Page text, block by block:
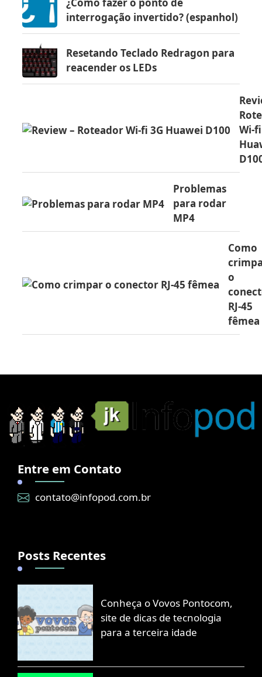
interrogação invertido? (espanhol)
Resetando Teclado Redragon para
reacender os LEDs
Wi-
Problemas
para rodar
MP4
Como
o
RJ-45
fêmea
Entre em Contato
contato@infopod.com.br
Posts Recentes
Conheça o Vovos Pontocom,
site de dicas de tecnologia
para a terceira idade